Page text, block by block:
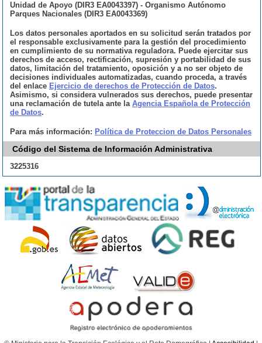
Unidad de Apoyo (DIR3 EA0043397) - Organismo Autónomo
Parques Nacionales (DIR3 EA0043369)
Los datos personales aportados en su solicitud serán tratados por
el responsable exclusivamente para la gestión del procedimiento
en cumplimiento de su normativa reguladora. Puede ejercitar sus
derechos de acceso, rectificación, supresión y portabilidad de sus
datos, limitación del tratamiento, oposición y a no ser objeto de
decisiones individuales automatizadas, cuando proceda, a través
del enlace Ejercicio de derechos de Protección de Datos.
Asimismo, si considera vulnerados sus derechos, puede presentar
una reclamación de tutela ante la Agencia Española de Protección
de Datos.
Para más información: Política de Proteccion de Datos Personales
Código del Sistema de Información Administrativa
3225316